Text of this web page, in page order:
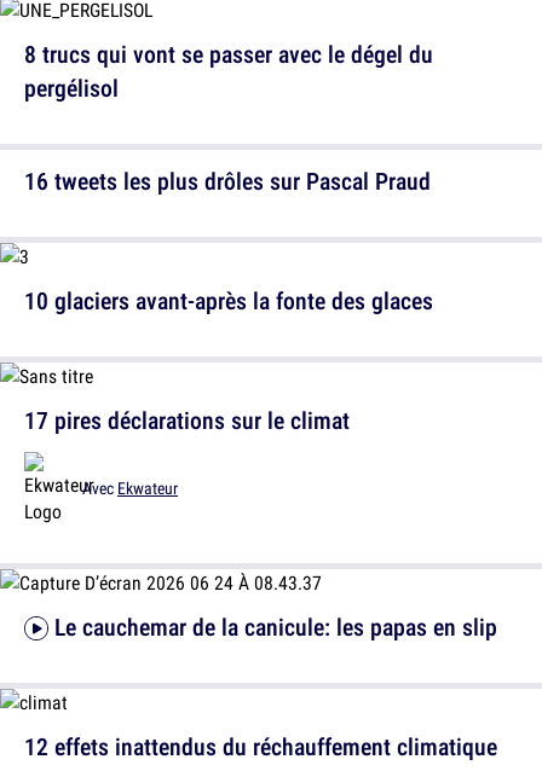
8 trucs qui vont se passer avec le dégel du
pergélisol
10 glaciers avant-après la fonte des glaces
Le cauchemar de la canicule: les papas en slip
16 tweets les plus drôles sur Pascal Praud
17 pires déclarations sur le climat
Avec Ekwateur
12 effets inattendus du réchauffement climatique